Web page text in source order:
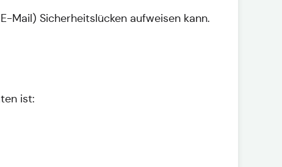
Mail) Sicherheitslücken aufweisen kann.
ist: